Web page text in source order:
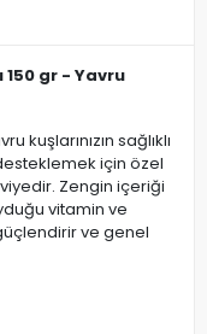
150 gr - Yavru
kuşlarınızın sağlıklı
için özel
Zengin içeriği
vitamin ve
ve genel